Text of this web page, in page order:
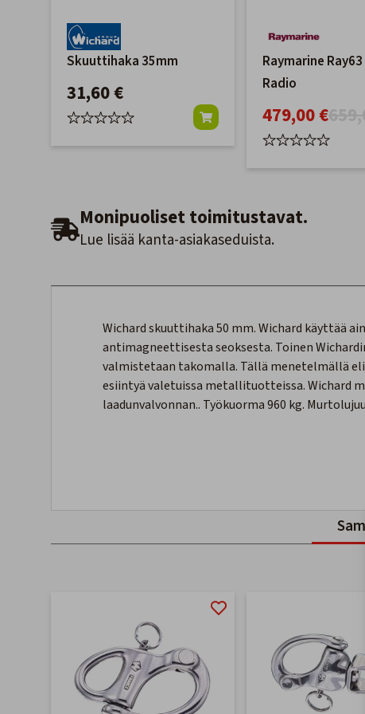
Skuuttihaka 35mm
31,60 €
Raymarine Ray63
Radio
479,00 €
Monipuoliset toimitustavat.
Lue lisää kanta-asiakaseduista.
Wichard skuuttihaka 50 mm. Wichard käyttää
antimagneettisesta seoksesta. Toinen
valmistetaan takomalla. Tällä menetelmällä
esiintyä valetuissa metallituotteissa. Wichard
laadunvalvonnan.. Työkuorma 960 kg.